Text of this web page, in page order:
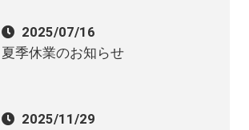
2025/07/16
夏季休業のお知らせ
2025/11/29